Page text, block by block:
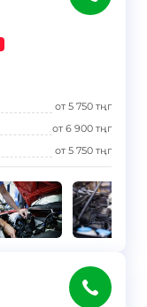
от5 750 тңг
от6 900 тңг
от5 750 тңг